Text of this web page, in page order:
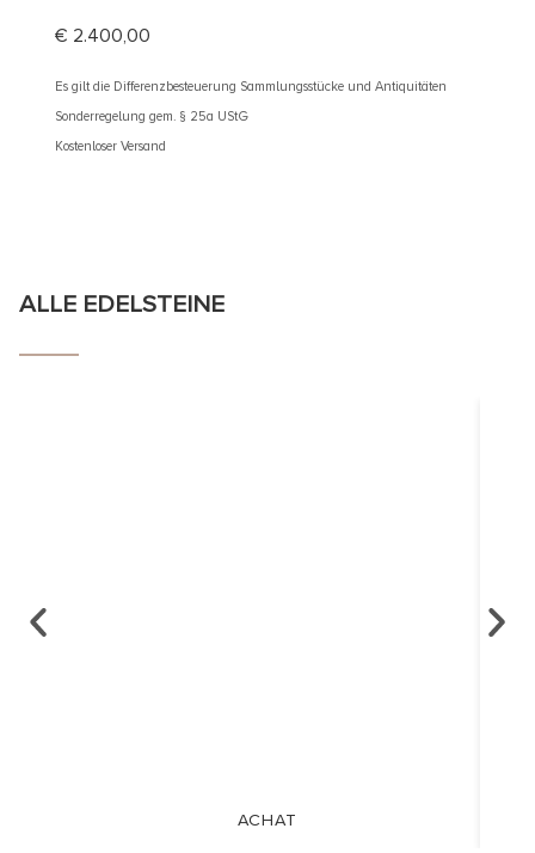
€ 2.400,00
Es gilt die Differenzbesteuerung Sammlungsstücke und Antiquitäten
Sonderregelung gem. § 25a UStG
Kostenloser Versand
ALLE EDELSTEINE
ACHAT